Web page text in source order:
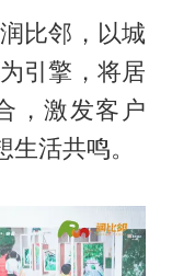
比邻，以城
引擎，将居
，激发客户
活共鸣。